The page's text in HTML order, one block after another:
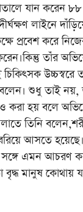
যান করেন ৮৮
লাইনে
প্রবেশ করে
তাঁর
উচ্চস্বরে
বলেন। শুধু তাই
করা হয় বলে
তিনি
আসতে
সঙ্গে এমন আচরণ
মানুষ কোথায়